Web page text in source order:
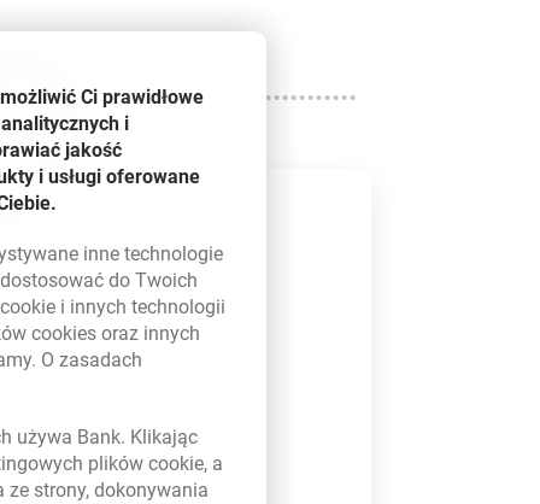
- 3 szybkie kroki
Zaakceptuj umowę
online i korzystaj z
pieniędzy
Ci prawidłowe
i
jakość
i usługi oferowane
inne technologie
do Twoich
cookie i innych technologii
cookies oraz innych
O zasadach
używa Bank. Klikając
plikówcookie, a
strony, dokonywania